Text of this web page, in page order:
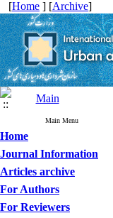
[Home ] [Archive]
Main
Main Menu
Home
Journal Information
Articles archive
For Authors
For Reviewers